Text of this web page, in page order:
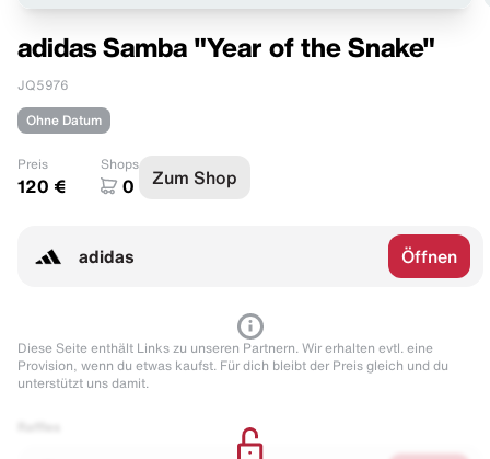
adidas Samba "Year of the Snake"
JQ5976
Ohne Datum
Preis
120 €
Shops
0 Zum Shop
adidas Öffnen
Diese Seite enthält Links zu unseren Partnern. Wir erhalten evtl. eine
Provision, wenn du etwas kaufst. Für dich bleibt der Preis gleich und du
unterstützt uns damit.